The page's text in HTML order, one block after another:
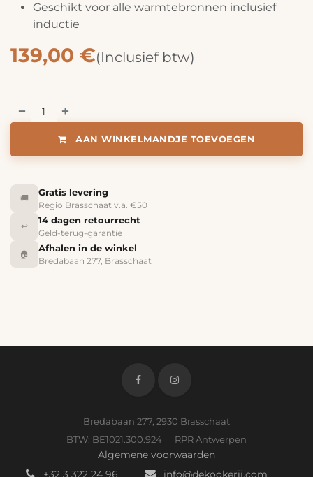
Geschikt voor alle warmtebronnen inclusief
inductie
139,00 €(Inclusief btw)
AAN WINKELMANDJE TOEVOEGEN
🚚
Gratis levering
Regio Brasschaat v.a. €50
↩️
14 dagen retourrecht
Geld-terug-garantie
🏠
Afhalen in de winkel
Bredabaan 277, Brasschaat
Bredabaan 277, 2930 Brasschaat
BTW: BE1021.300.924 RPR Antwerpen
Algemene voorwaarden
+32 3 322 24 96
info@dekookerij.com